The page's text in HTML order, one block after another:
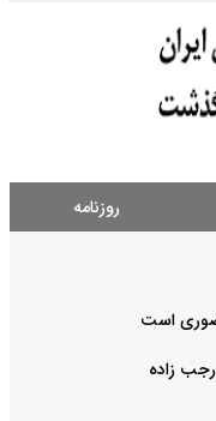
روزنامه
است
زاده